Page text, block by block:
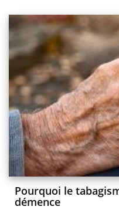
Pourquoi le
démence